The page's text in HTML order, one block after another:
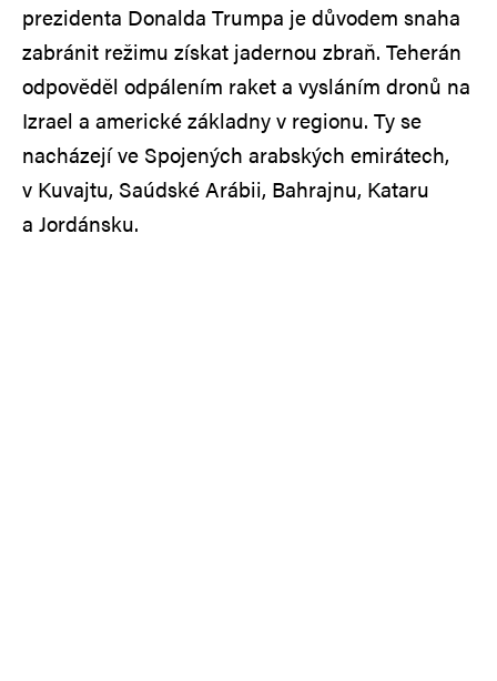
prezidenta Donalda Trumpa je důvodem snaha
zabránit režimu získat jadernou zbraň. Teherán
odpověděl odpálením raket a vysláním dronů na
Izrael a americké základny v regionu. Ty se
nacházejí ve Spojených arabských emirátech,
v Kuvajtu, Saúdské Arábii, Bahrajnu, Kataru
a Jordánsku.